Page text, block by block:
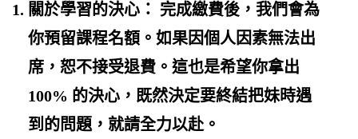
關於學習的決心： 完成繳費後，我們會為
你預留課程名額。如果因個人因素無法出
席，恕不接受退費。這也是希望你拿出
100% 的決心，既然決定要終結把妹時遇
到的問題，就請全力以赴。